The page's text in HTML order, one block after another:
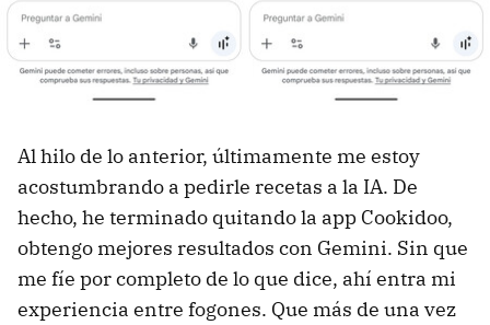
Al hilo de lo anterior, últimamente me estoy
acostumbrando a pedirle recetas a la IA. De
hecho, he terminado quitando la app Cookidoo,
obtengo mejores resultados con Gemini. Sin que
me fíe por completo de lo que dice, ahí entra mi
experiencia entre fogones. Que más de una vez